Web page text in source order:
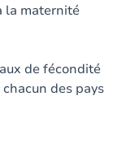
la maternité
de fécondité
des pays